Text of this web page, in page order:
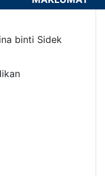
binti Sidek